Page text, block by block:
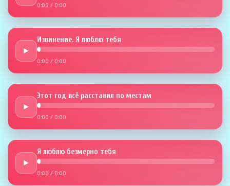
0:00 / 0:00
►
Извинение. Я люблю тебя
0:00 / 0:00
►
Этот год всё расставил по местам
0:00 / 0:00
►
Я люблю безмерно тебя
0:00 / 0:00